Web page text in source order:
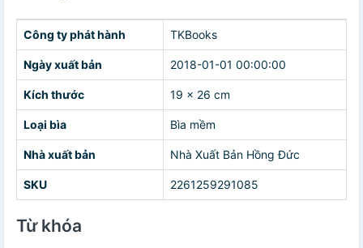
Công ty phát hành TKBooks
Ngày xuất bản 2018-01-01 00:00:00
Kích thước 19 x 26 cm
Loại bìa Bìa mềm
Nhà xuất bản Nhà Xuất Bản Hồng Đức
SKU 2261259291085
Từ khóa